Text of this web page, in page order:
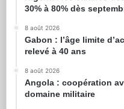
30% à 80% dès
8 août 2026
Gabon : l’âge limite
relevé à 40 ans
8 août 2026
Angola : coopération
domaine militaire